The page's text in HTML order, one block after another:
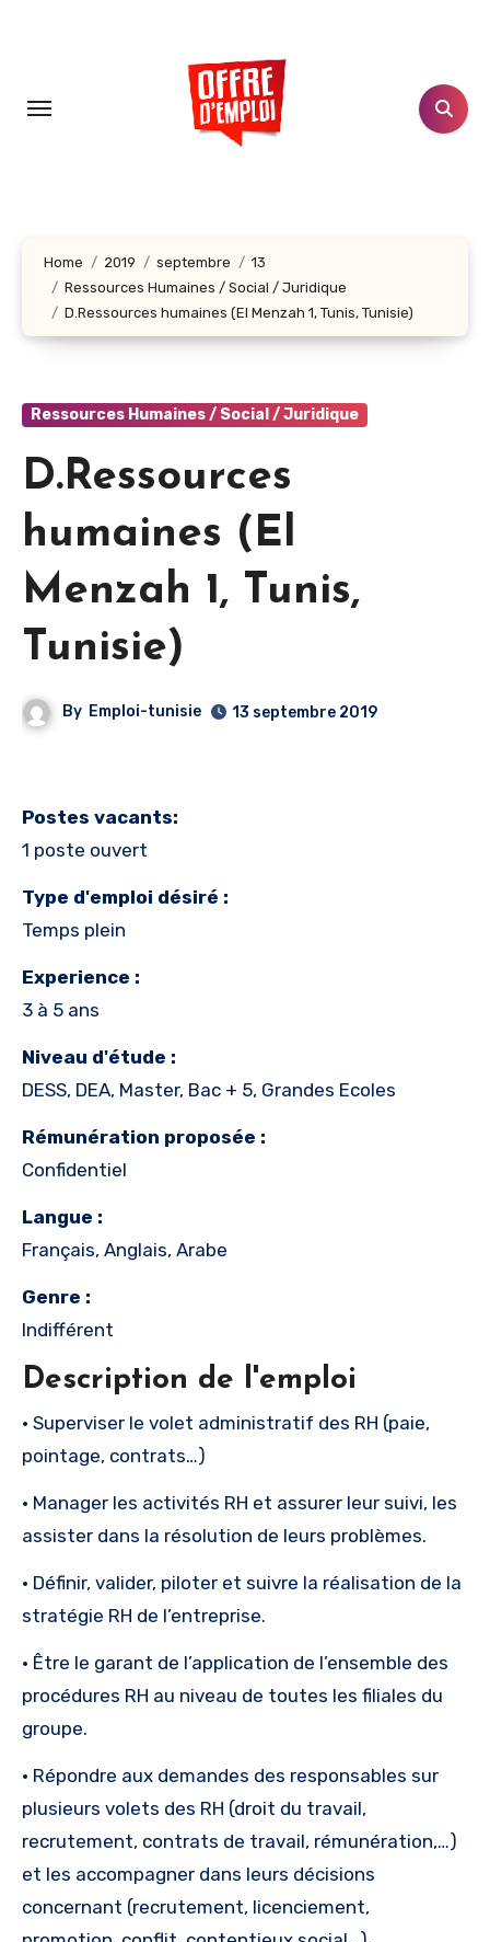
principal
Home 2019 septembre
13
Ressources Humaines / Social / Juridique
D.Ressources humaines (El Menzah 1, Tunis, Tunisie)
Ressources Humaines / Social / Juridique
D.Ressources
humaines (El
Menzah 1, Tunis,
Tunisie)
By Emploi-tunisie 13 septembre 2019
Postes vacants:
1 poste ouvert
Type d'emploi désiré :
Temps plein
Experience :
3 à 5 ans
Niveau d'étude :
DESS, DEA, Master, Bac + 5, Grandes Ecoles
Rémunération proposée :
Confidentiel
Langue :
Français, Anglais, Arabe
Genre :
Indifférent
Description de l'emploi
• Superviser le volet administratif des RH (paie,
pointage, contrats…)
• Manager les activités RH et assurer leur suivi, les
assister dans la résolution de leurs problèmes.
• Définir, valider, piloter et suivre la réalisation de la
stratégie RH de l’entreprise.
• Être le garant de l’application de l’ensemble des
procédures RH au niveau de toutes les filiales du
groupe.
• Répondre aux demandes des responsables sur
plusieurs volets des RH (droit du travail,
recrutement, contrats de travail, rémunération,…)
et les accompagner dans leurs décisions
concernant (recrutement, licenciement,